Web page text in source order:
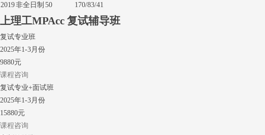
2019非全日制 50 170/83/41
上理工MPAcc 复试辅导班
复试专业班
2025年1-3月份
9880元
课程咨询
复试专业+面试班
2025年1-3月份
15880元
课程咨询